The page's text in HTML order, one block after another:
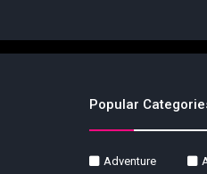
Popular
Adventure